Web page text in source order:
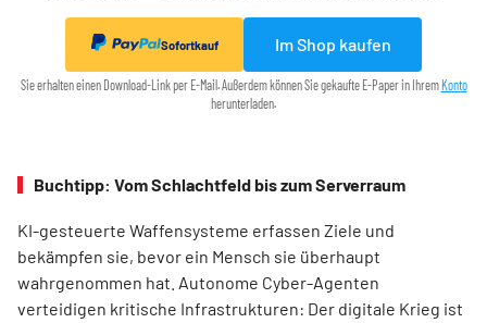
Sofortkauf Im Shop kaufen
Sie erhalten einen Download-Link per E-Mail. Außerdem können Sie gekaufte E-Paper in Ihrem Konto
herunterladen.
Buchtipp: Vom Schlachtfeld bis zum Serverraum
KI-gesteuerte Waffensysteme erfassen Ziele und
bekämpfen sie, bevor ein Mensch sie überhaupt
wahrgenommen hat. Autonome Cyber-Agenten
verteidigen kritische Infrastrukturen: Der digitale Krieg ist